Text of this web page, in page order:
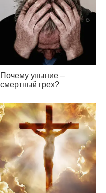
Почему уныние –
смертный грех?